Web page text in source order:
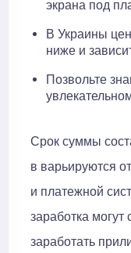
экрана под
В Украины
ниже и
Позвольте
Срок суммы
в варьируются
и платежной
заработка
заработать